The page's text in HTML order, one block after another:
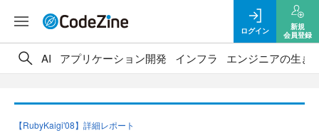
ログイン
新規
会員登録
AI アプリケーション開発 インフラ エンジニアの生き
【RubyKaigi'08】詳細レポート